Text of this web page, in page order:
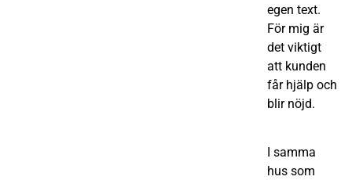
egen text.
För mig är
det viktigt
att kunden
får hjälp och
blir nöjd.
I samma
hus som